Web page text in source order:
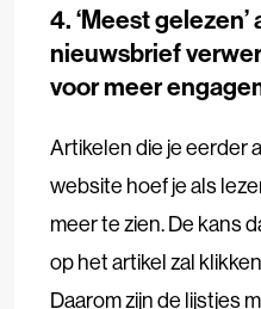
4. ‘Meest
nieuwsbrief
voor meer
Artikelen die je eerder
website hoef je als
meer te zien. De kans
op het artikel zal
Daarom zijn de lijstjes